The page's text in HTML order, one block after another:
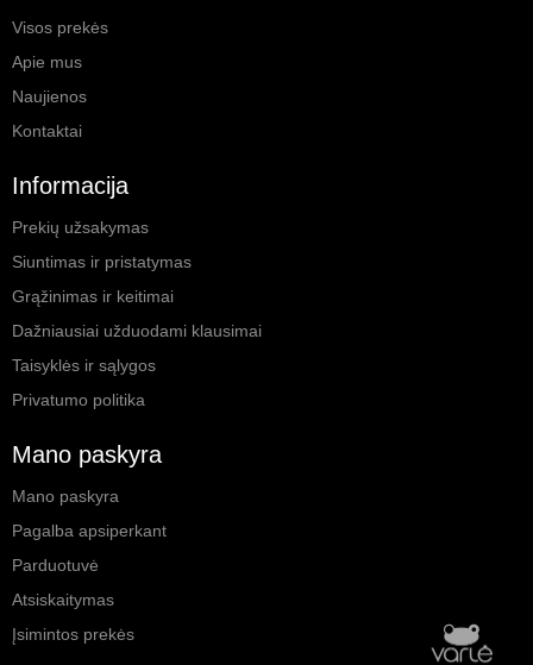
Visos prekės
Apie mus
Naujienos
Kontaktai
Informacija
Prekių užsakymas
Siuntimas ir pristatymas
Grąžinimas ir keitimai
Dažniausiai užduodami klausimai
Taisyklės ir sąlygos
Privatumo politika
Mano paskyra
Mano paskyra
Pagalba apsiperkant
Parduotuvė
Atsiskaitymas
Įsimintos prekės